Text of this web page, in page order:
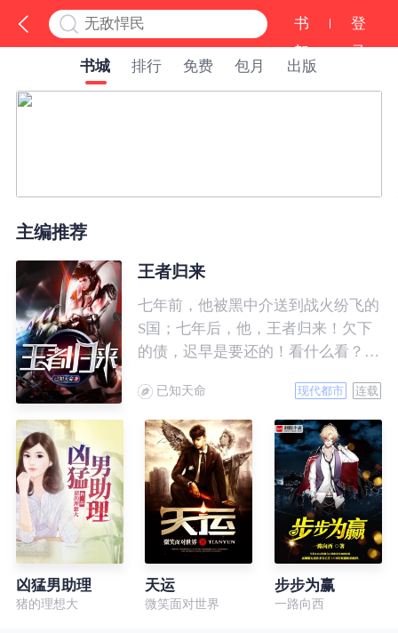
书
架
登
录
书城
排行 免费 包月 出版
主编推荐
王者归来
七年前，他被黑中介送到战火纷飞的
S国；七年后，他，王者归来！欠下
的债，迟早是要还的！看什么看？说
已知天命 现代都市 连载
凶猛男助理
猪的理想大
天运
微笑面对世界
步步为赢
一路向西